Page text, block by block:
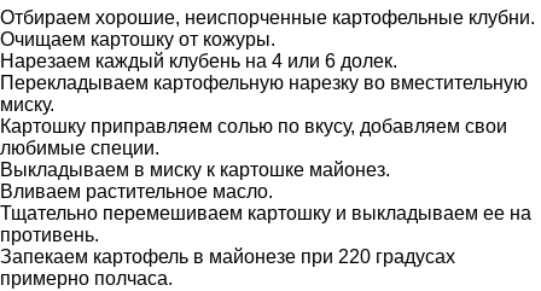
Отбираем хорошие, неиспорченные картофельные клубни.
Очищаем картошку от кожуры.
Нарезаем каждый клубень на 4 или 6 долек.
Перекладываем картофельную нарезку во вместительную
миску.
Картошку приправляем солью по вкусу, добавляем свои
любимые специи.
Выкладываем в миску к картошке майонез.
Вливаем растительное масло.
Тщательно перемешиваем картошку и выкладываем ее на
противень.
Запекаем картофель в майонезе при 220 градусах
примерно полчаса.